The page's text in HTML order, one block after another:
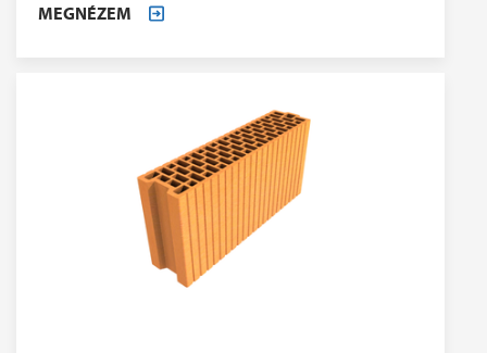
MEGNÉZEM